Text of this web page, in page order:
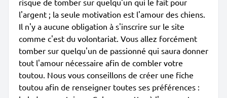
risque de tomber sur quelqu'un qui le fait pour
l'argent ; la seule motivation est l'amour des chiens.
Il n'y a aucune obligation à s'inscrire sur le site
comme c'est du volontariat. Vous allez forcément
tomber sur quelqu'un de passionné qui saura donner
tout l'amour nécessaire afin de combler votre
toutou. Nous vous conseillons de créer une fiche
toutou afin de renseigner toutes ses préférences :